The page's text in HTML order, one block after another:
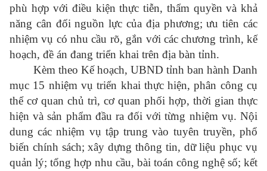
phù hợp với điều kiện thực tiễn, thẩm quyền và khả
năng cân đối nguồn lực của địa phương; ưu tiên các
nhiệm vụ có nhu cầu rõ, gắn với các chương trình, kế
hoạch, đề án đang triển khai trên địa bàn tỉnh.
Kèm theo Kế hoạch, UBND tỉnh ban hành Danh
mục 15 nhiệm vụ triển khai thực hiện, phân công cụ
thể cơ quan chủ trì, cơ quan phối hợp, thời gian thực
hiện và sản phẩm đầu ra đối với từng nhiệm vụ. Nội
dung các nhiệm vụ tập trung vào tuyên truyền, phổ
biến chính sách; xây dựng thông tin, dữ liệu phục vụ
quản lý; tổng hợp nhu cầu, bài toán công nghệ số; kết